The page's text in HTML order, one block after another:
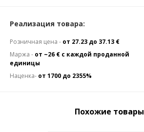
Реализация товара:
Розничная цена - от 27.23 до 37.13 €
Маржа - от ~26 € с каждой проданной
единицы
Наценка- от 1700 до 2355%
Похожие товары